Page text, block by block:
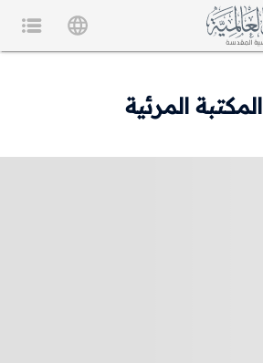
المكتبة المرئية